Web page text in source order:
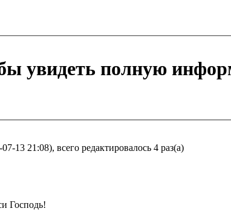
увидеть полную
13 21:08), всего редактировалось 4 раз(а)
Господь!